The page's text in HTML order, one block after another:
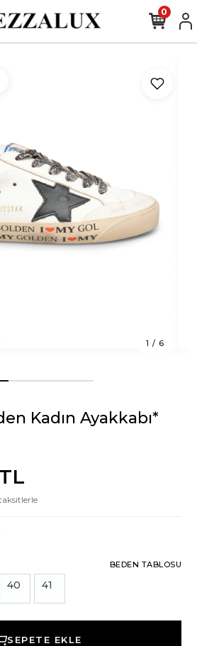
0
1 / 6
Kadın Ayakkabı*
BEDEN TABLOSU
40 41
SEPETE EKLE